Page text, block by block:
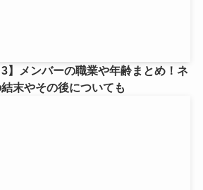
3】メンバーの職業や年齢まとめ！ネ
末やその後についても